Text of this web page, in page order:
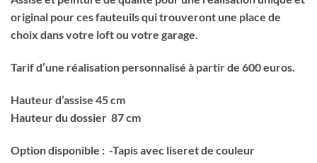
original pour ces fauteuils qui trouveront une place de
choix dans votre loft ou votre garage.
Tarif d’une réalisation personnalisé à partir de 600 euros.
Hauteur d’assise 45 cm
Hauteur du dossier 87 cm
Option disponible : -Tapis avec liseret de couleur